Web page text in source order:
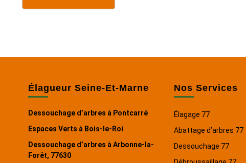
Élagueur Seine-Et-Marne
Dessouchage d’arbres à Pontcarré
Espaces Verts à Bois-le-Roi
Dessouchage d’arbres à Arbonne-la-
Forêt, 77630
Nos Services
Élagage 77
Abattage d’arbres 77
Dessouchage 77